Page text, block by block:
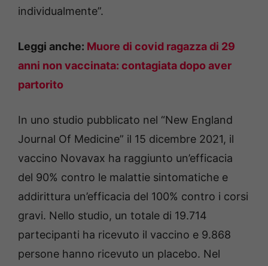
individualmente”.
Leggi anche: Muore di covid ragazza di 29
anni non vaccinata: contagiata dopo aver
partorito
In uno studio pubblicato nel “New England
Journal Of Medicine” il 15 dicembre 2021, il
vaccino Novavax ha raggiunto un’efficacia
del 90% contro le malattie sintomatiche e
addirittura un’efficacia del 100% contro i corsi
gravi. Nello studio, un totale di 19.714
partecipanti ha ricevuto il vaccino e 9.868
persone hanno ricevuto un placebo. Nel